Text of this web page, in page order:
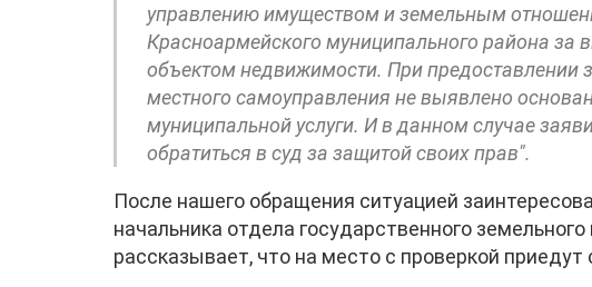
управлению имуществом и земельным
Красноармейского муниципального района за
объектом недвижимости. При предоставлении
местного самоуправления не выявлено
муниципальной услуги. И в данном случае
обратиться в суд за защитой своих прав".
После нашего обращения ситуацией
начальника отдела государственного
рассказывает, что на место с проверкой приедут